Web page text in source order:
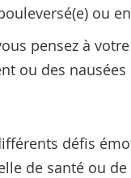
ou
pensez à
ou des nausées
défis
de santé ou